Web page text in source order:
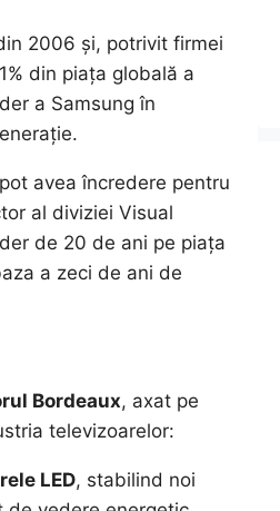
2006 și, potrivit firmei
din piața globală a
a Samsung în
avea încredere pentru
al diviziei Visual
de 20 de ani pe piața
a zeci de ani de
Bordeaux, axat pe
televizoarelor:
LED, stabilind noi